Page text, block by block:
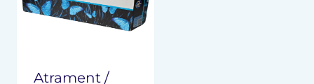
Atrament /